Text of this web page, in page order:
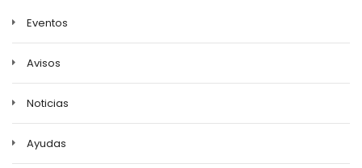
Eventos
Avisos
Noticias
Ayudas